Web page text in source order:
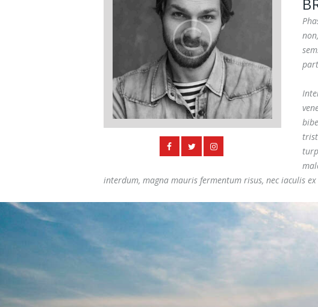
interdum, magna mauris fermentum risus, nec iaculis